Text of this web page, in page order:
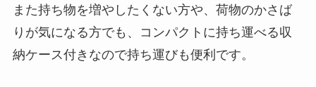
また持ち物を増やしたくない方や、荷物のかさば
りが気になる方でも、コンパクトに持ち運べる収
納ケース付きなので持ち運びも便利です。